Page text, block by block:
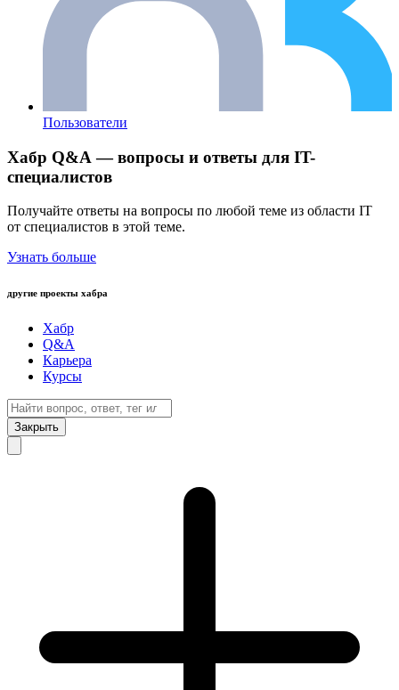
Пользователи
Хабр Q&A — вопросы и ответы для IT-
специалистов
Получайте ответы на вопросы по любой теме из области IT
от специалистов в этой теме.
Узнать больше
другие проекты хабра
Хабр
Q&A
Карьера
Курсы
Закрыть